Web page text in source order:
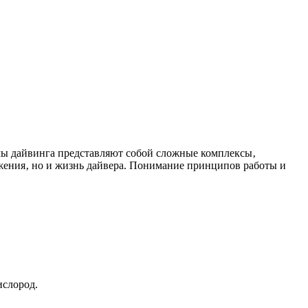
но и жизнь дайвера. Понимание принципов работы и